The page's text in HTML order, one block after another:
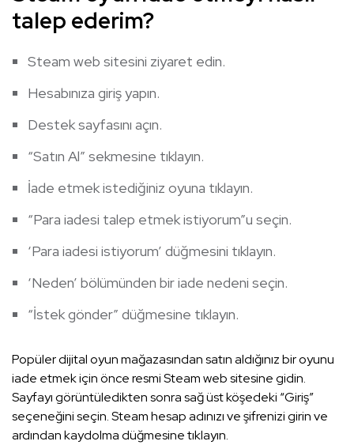
talep ederim?
Steam web sitesini ziyaret edin.
Hesabınıza giriş yapın.
Destek sayfasını açın.
“Satın Al” sekmesine tıklayın.
İade etmek istediğiniz oyuna tıklayın.
“Para iadesi talep etmek istiyorum”u seçin.
‘Para iadesi istiyorum’ düğmesini tıklayın.
‘Neden’ bölümünden bir iade nedeni seçin.
“İstek gönder” düğmesine tıklayın.
Popüler dijital oyun mağazasından satın aldığınız bir oyunu
iade etmek için önce resmi Steam web sitesine gidin.
Sayfayı görüntüledikten sonra sağ üst köşedeki “Giriş”
seçeneğini seçin. Steam hesap adınızı ve şifrenizi girin ve
ardından kaydolma düğmesine tıklayın.